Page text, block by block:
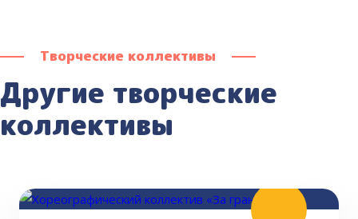
Творческие коллективы
Другие творческие
коллективы